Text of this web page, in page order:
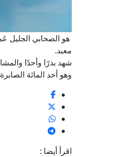
هو الصحابي الجليل
معبد.
شهد بدرًا وأحدًا
وهو أحد المائة
اقرأ أيضا :